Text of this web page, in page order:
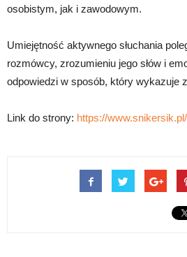
osobistym, jak i zawodowym.
Umiejętność aktywnego słuchania
rozmówcy, zrozumieniu jego słów i
odpowiedzi w sposób, który wykazuje
Link do strony: https://www.snikersik.pl/